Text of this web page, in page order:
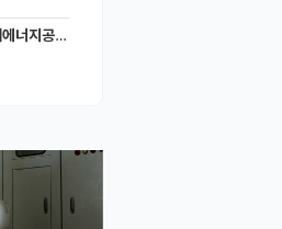
공학과)